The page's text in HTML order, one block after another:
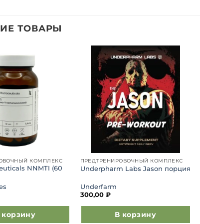
ТОВАРЫ
КОМПЛЕКС
NNMTI (60
корзину
Добавить
в список
желаний
ПРЕДТРЕНИРОВОЧНЫЙ КОМПЛЕКС
Underpharm Labs Jason порция
Underfarm
300,00 ₽
В корзину